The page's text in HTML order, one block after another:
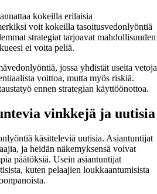
kokeilla erilaisia
voit kokeilla tasoitusvedonlyöntiä
strategiat tarjoavat mahdollisuuden
ei voita peliä.
jossa yhdistät useita vetoja
voittoa, mutta myös riskiä.
ennen strategian käyttöönottoa.
vinkkejä ja uutisia
käsitteleviä uutisia. Asiantuntijat
ja heidän näkemyksensä voivat
päätöksiä. Usein asiantuntijat
kuten pelaajien loukkaantumisista